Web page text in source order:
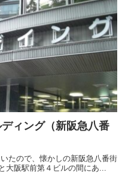
ィング（新阪急八番
たので、懐かしの新阪急八番街
大阪駅前第４ビルの間にあ...